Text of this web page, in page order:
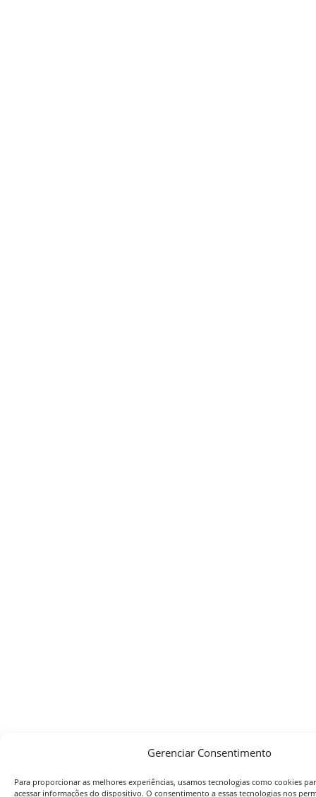
Gerenciar Consentimento
Para proporcionar as melhores experiências, usamos tecnologias como cookies
acessar informações do dispositivo. O consentimento a essas tecnologias nos